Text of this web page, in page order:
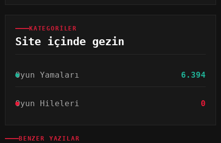
KATEGORILER
Site içinde gezin
Oyun Yamaları 6.394
Oyun Hileleri 0
BENZER YAZILAR